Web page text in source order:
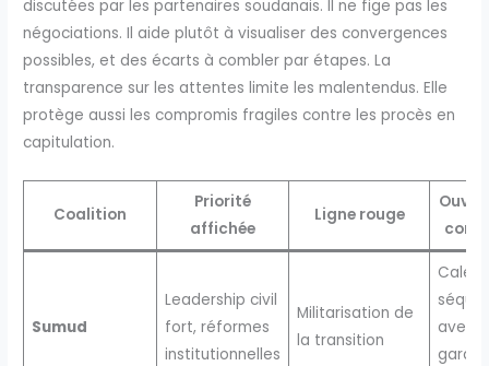
discutées par les partenaires soudanais. Il ne fige pas les
négociations. Il aide plutôt à visualiser des convergences
possibles, et des écarts à combler par étapes. La
transparence sur les attentes limite les malentendus. Elle
protège aussi les compromis fragiles contre les procès en
capitulation.
Coalition
Priorité
affichée
Ligne rouge
Sumud
Leadership civil
fort, réformes
institutionnelles
Militarisation de
la transition
avec